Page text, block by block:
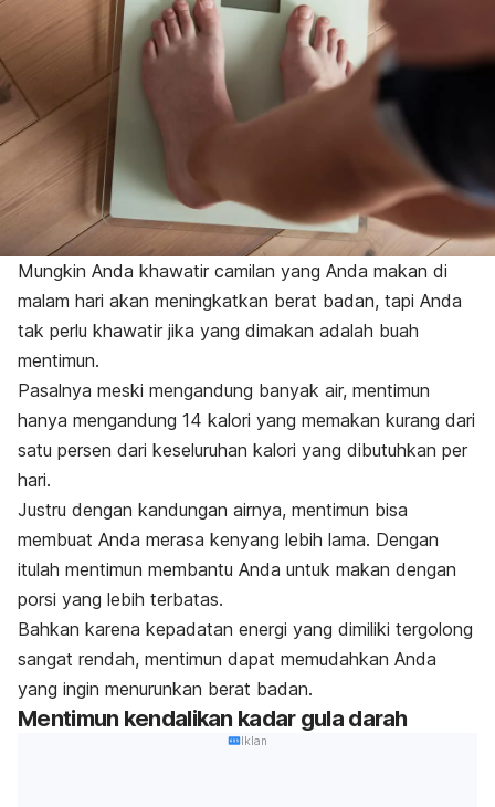
Mungkin Anda khawatir camilan yang Anda makan di
malam hari akan meningkatkan berat badan, tapi Anda
tak perlu khawatir jika yang dimakan adalah buah
mentimun.
Pasalnya meski mengandung banyak air, mentimun
hanya mengandung 14 kalori yang memakan kurang dari
satu persen dari keseluruhan kalori yang dibutuhkan per
hari.
Justru dengan kandungan airnya, mentimun bisa
membuat Anda merasa kenyang lebih lama. Dengan
itulah mentimun membantu Anda untuk makan dengan
porsi yang lebih terbatas.
Bahkan karena kepadatan energi yang dimiliki tergolong
sangat rendah, mentimun dapat memudahkan Anda
yang ingin menurunkan berat badan.
Mentimun kendalikan kadar gula darah
Iklan